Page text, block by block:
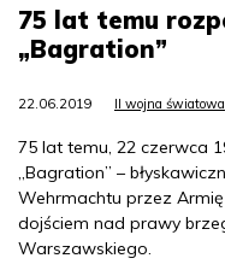
75 lat temu
„Bagration”
22.06.2019 II wojna światowa
75 lat temu, 22 czerwca
„Bagration” –
Wehrmachtu przez
dojściem nad prawy
Warszawskiego.